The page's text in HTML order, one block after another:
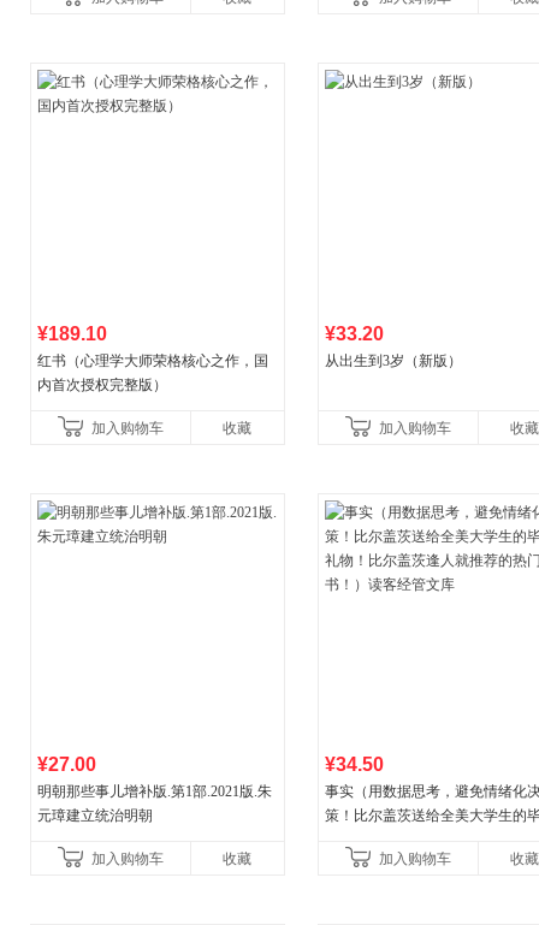
¥189.10
红书（心理学大师荣格核心之作，国
内首次授权完整版）
加入购物车 收藏
¥33.20
从出生到3岁（新版）
加入购物车 收藏
¥27.00
明朝那些事儿增补版.第1部.2021版.朱
元璋建立统治明朝
加入购物车 收藏
¥34.50
事实（用数据思考，避免情绪化
策！比尔盖茨送给全美大学生的
书！）读客经管文库
加入购物车 收藏